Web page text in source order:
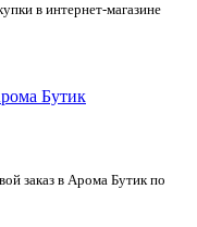
в интернет-магазине
заказ в Арома Бутик по